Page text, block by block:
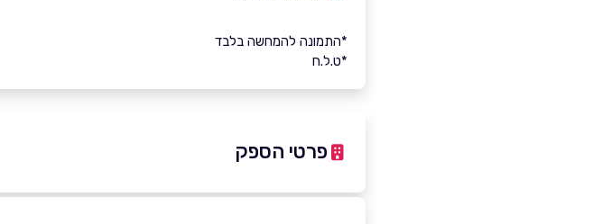
*התמונה להמחשה בלבד
*ט.ל.ח
פרטי הספק